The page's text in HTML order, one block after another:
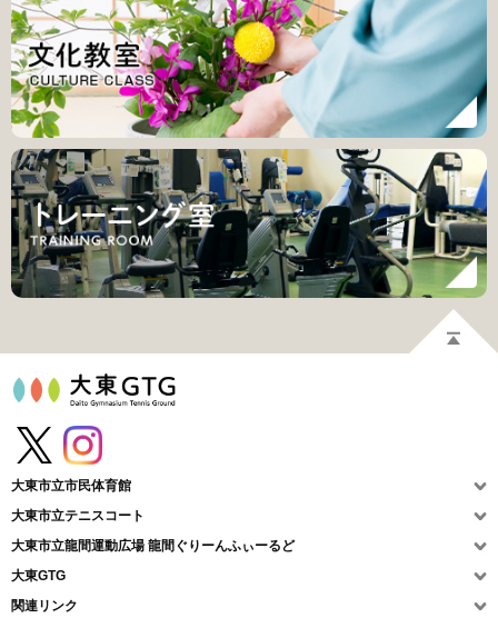
大東市立市民体育館
大東市立テニスコート
大東市立龍間運動広場 龍間ぐりーんふぃーるど
大東GTG
関連リンク